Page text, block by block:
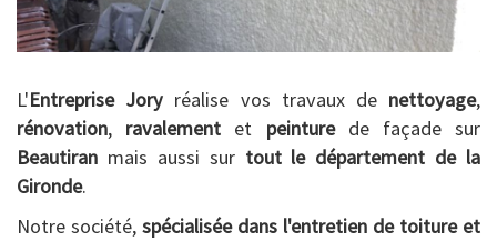
L'Entreprise Jory réalise vos travaux de nettoyage,
rénovation, ravalement et peinturede façade sur
Beautiran mais aussi sur tout le département de la
Gironde.
Notre société, spécialisée dans l'entretien de toiture et